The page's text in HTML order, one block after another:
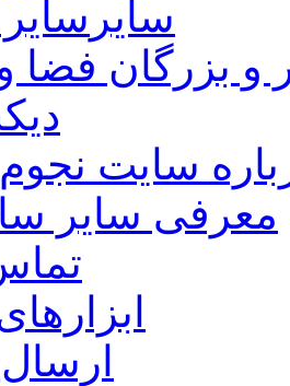
سایر
و بزرگان فضا
سایت
معرفی سایر